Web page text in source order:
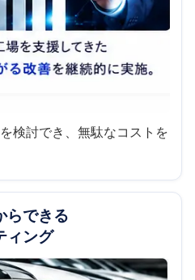
検討でき、無駄なコストを
らできる
ィング